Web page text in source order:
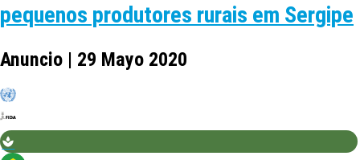
pequenos produtores rurais em Sergipe
Anuncio | 29 Mayo 2020